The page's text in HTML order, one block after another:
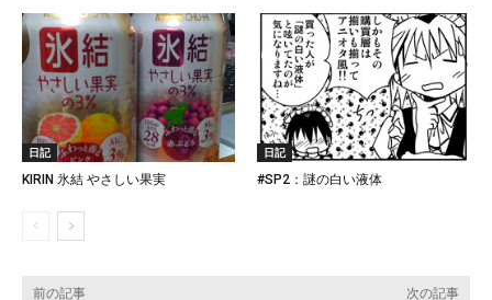
日記
KIRIN 氷結 やさしい果実
日記
#SP2：謎の白い液体
前の記事 次の記事